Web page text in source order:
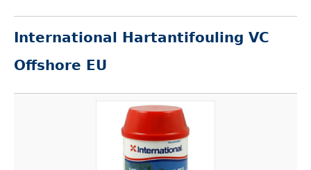
International Hartantifouling VC
Offshore EU